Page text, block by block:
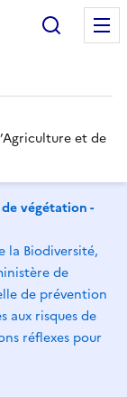
et de
végétation -
la Biodiversité,
de
de prévention
aux risques de
réflexes pour